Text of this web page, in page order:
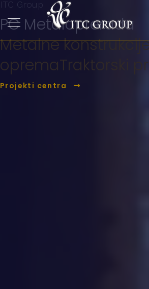
ITC Group
PC Metaloprerada
Metalne
opremaTraktorski
Projekti centra